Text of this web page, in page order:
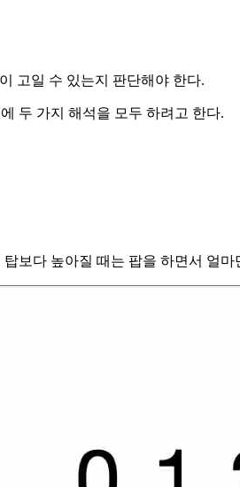
고일 수 있는지 판단해야 한다.
두 가지 해석을 모두 하려고 한다.
보다 높아질 때는 팝을 하면서 얼